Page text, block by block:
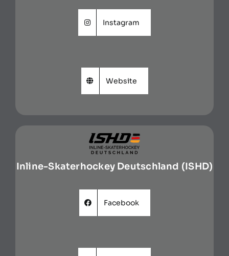
Instagram
Website
Inline-Skaterhockey Deutschland (ISHD)
Facebook